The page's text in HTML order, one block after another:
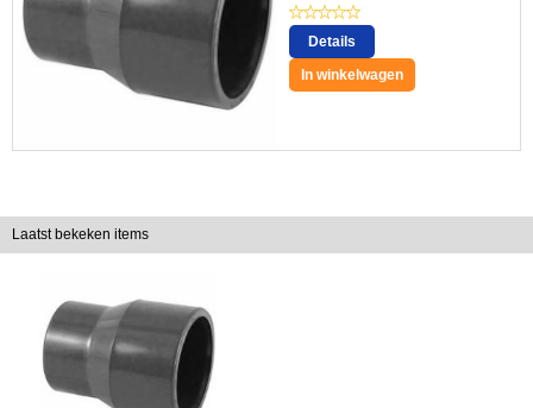
Details
In winkelwagen
Laatst bekeken items